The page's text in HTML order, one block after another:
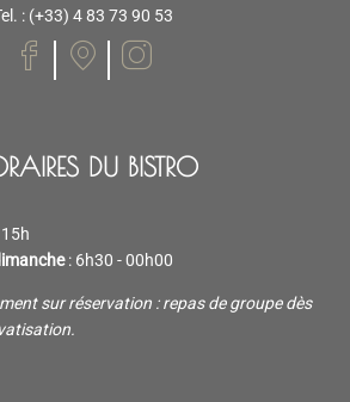
: (+33) 4 83 73 90 53
DU BISTRO
: 6h30 - 00h00
sur réservation : repas de groupe dès